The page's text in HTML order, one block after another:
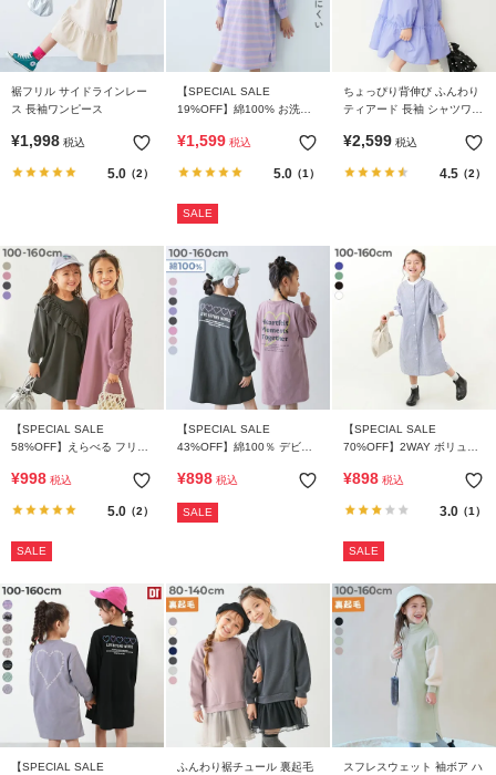
裾フリル サイドラインレー
ス 長袖ワンピース
¥1,998 税込
5.0（2）
【SPECIAL SALE
19%OFF】綿100% お洗濯
ルエット 袖リブ ボーダー
¥1,599 税込
5.0（1）
SALE
ちょっぴり背伸び ふんわり
ティアード 長袖 シャツワン
¥2,599 税込
4.5（2）
【SPECIAL SALE
58%OFF】えらべる フリル
ピース
¥998 税込
5.0（2）
SALE
【SPECIAL SALE
43%OFF】綿100％ デビラ
¥898 税込
SALE
【SPECIAL SALE
70%OFF】2WAY ボリュー
ツワンピース
¥898 税込
3.0（1）
SALE
【SPECIAL SALE ふんわり裾チュール 裏起毛 スフレスウェット 袖ボア ハ